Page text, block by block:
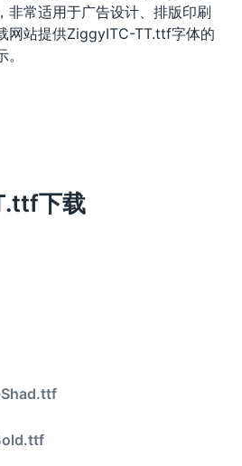
非常适用于广告设计、排版印刷
网站提供ZiggyITC-TT.ttf字体的
下载